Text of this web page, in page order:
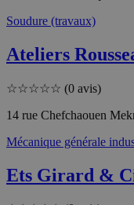
Soudure (travaux)
Ateliers
☆☆☆☆☆ (0 avis)
14 rue Chefchaouen
Mécanique générale
Ets Girard &